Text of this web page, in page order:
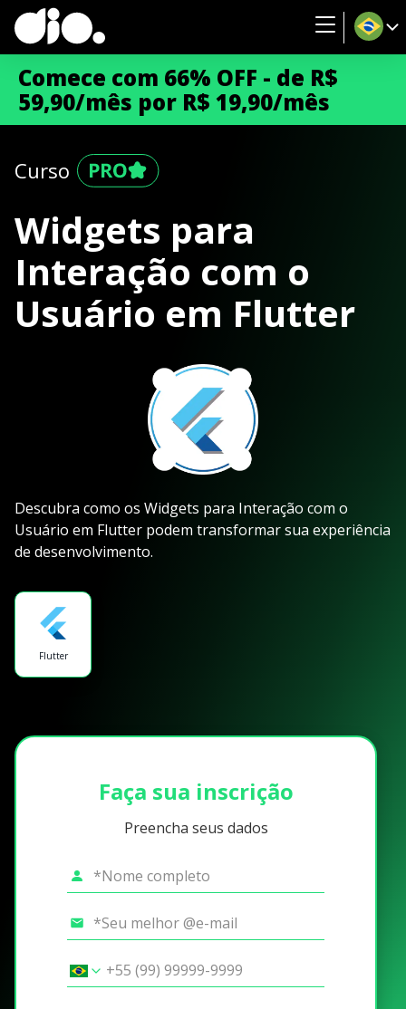
Comece com 66% OFF - de R$
59,90/mês por R$ 19,90/mês
Curso
Widgets para
Interação com o
Usuário em Flutter
Descubra como os Widgets para Interação com o
Usuário em Flutter podem transformar sua experiência
de desenvolvimento.
Flutter
Faça sua inscrição
Preencha seus dados